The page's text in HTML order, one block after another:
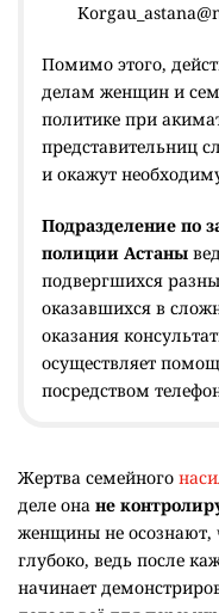
Помимо этого,
делам женщин и
политике при
представительниц
и окажут
Подразделение по
полиции Астаны
подвергшихся
оказавшихся в
оказания
осуществляет
посредством
Жертва семейного
деле она не
женщины не осознают,
глубоко, ведь после
начинает